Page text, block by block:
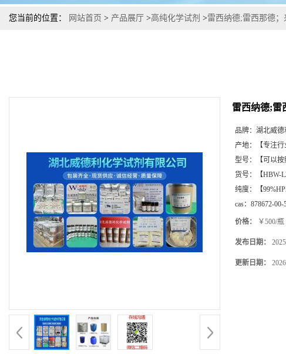
您当前的位置： 网站首页 > 产品展厅 >高纯化学试剂 >雷西纳德;雷西那德；
雷西纳德;雷
品牌： 湖北威德
产地：
【专注
型号：
【可以
货号：
【HBW-
纯度：
【
cas： 878672-00-
价格： ￥500/瓶
发布日期：
更新日期：